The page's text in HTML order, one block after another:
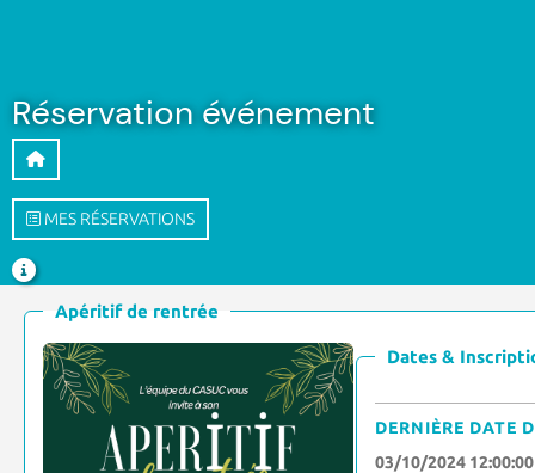
Réservation événement
MES RÉSERVATIONS
Apéritif de rentrée
Dates &
DERNIÈRE DATE
03/10/2024 12:00:00